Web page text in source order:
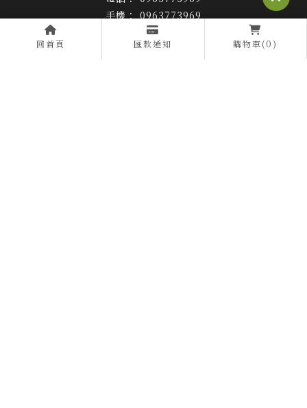
回首頁 匯款通知 購物車(0)
0963773969
am10:00 to pm20
huagangtea@gmail.com